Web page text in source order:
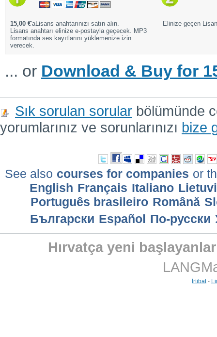
15,00 €'aLisans anahtarınızı satın alın.
Lisans anahtarı elinize e-postayla geçecek. MP3
formatında ses kayıtlarını yüklemenize izin
verecek.
Elinize geçen
... or Download & Buy for
Sık sorulan sorular bölümünde
yorumlarınız ve sorunlarınızı bize
See also courses for companies or
English Français Italiano
Português brasileiro Română
Български Еspañol По-русски
Hırvatça yeni
İrtibat-